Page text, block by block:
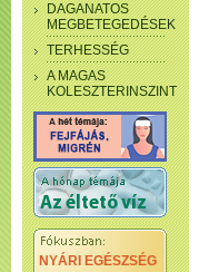
DAGANATOS
MEGBETEGEDÉSEK
TERHESSÉG
A MAGAS
KOLESZTERINSZINT
NYÁRI EGÉSZSÉG